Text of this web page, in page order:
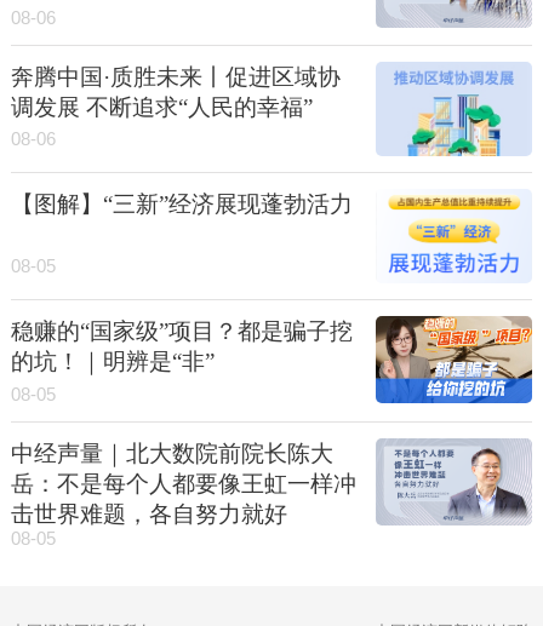
08-06
奔腾中国·质胜未来丨促进区域协
调发展 不断追求“人民的幸福”
08-06
【图解】“三新”经济展现蓬勃活力
08-05
稳赚的“国家级”项目？都是骗子挖
的坑！｜明辨是“非”
08-05
中经声量｜北大数院前院长陈大
岳：不是每个人都要像王虹一样冲
击世界难题，各自努力就好
08-05